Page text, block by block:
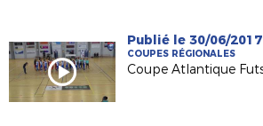
Publié le 30/06/2017
COUPES RÉGIONALES